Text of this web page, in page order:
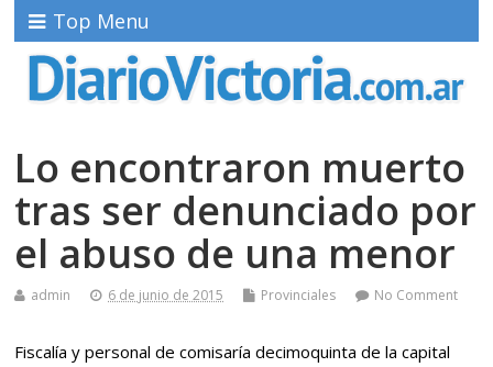
Top Menu
Lo encontraron muerto
tras ser denunciado por
el abuso de una menor
admin 6 de junio de 2015 Provinciales No Comment
Fiscalía y personal de comisaría decimoquinta de la capital